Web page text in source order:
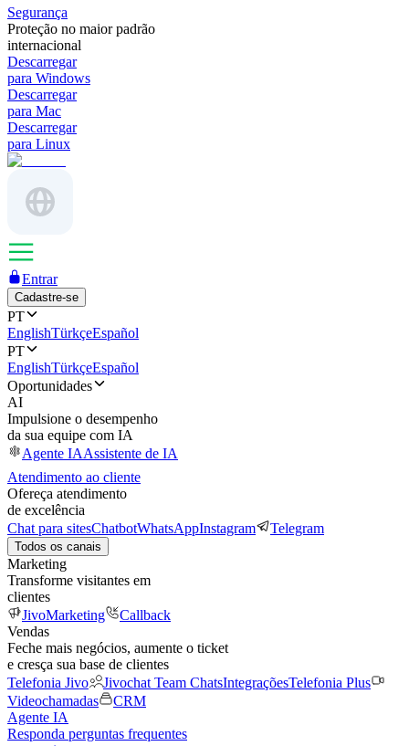
Segurança
Proteção no maior padrão
internacional
Descarregar
para Windows
Descarregar
para Mac
Descarregar
para Linux
Entrar
Cadastre-se
PT
EnglishTürkçeEspañol
PT
EnglishTürkçeEspañol
Oportunidades
AI
Impulsione o desempenho
da sua equipe com IA
Agente IAAssistente de IA
Atendimento ao cliente
Ofereça atendimento
de excelência
Chat para sitesChatbotWhatsAppInstagram Telegram
Todos os canais
Marketing
Transforme visitantes em
clientes
JivoMarketing
Callback
Vendas
Feche mais negócios, aumente o ticket
e cresça sua base de clientes
Telefonia Jivo
Jivochat Team ChatsIntegraçõesTelefonia Plus
Videochamadas
CRM
Agente IA
Responda perguntas frequentes